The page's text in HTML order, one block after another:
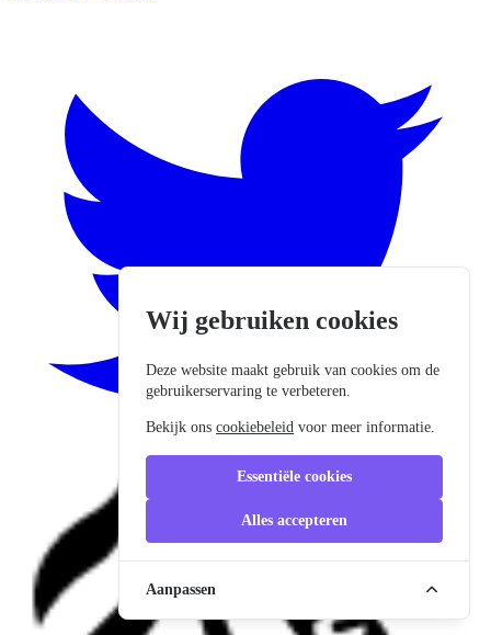
Wij gebruiken cookies
Deze website maakt gebruik van cookies om de
gebruikerservaring te verbeteren.
Bekijk onscookiebeleid voor meer informatie.
Essentiële cookies
Alles accepteren
Aanpassen